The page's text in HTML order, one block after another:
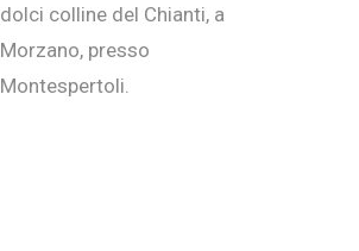
dolci colline del Chianti, a
Morzano, presso
Montespertoli.